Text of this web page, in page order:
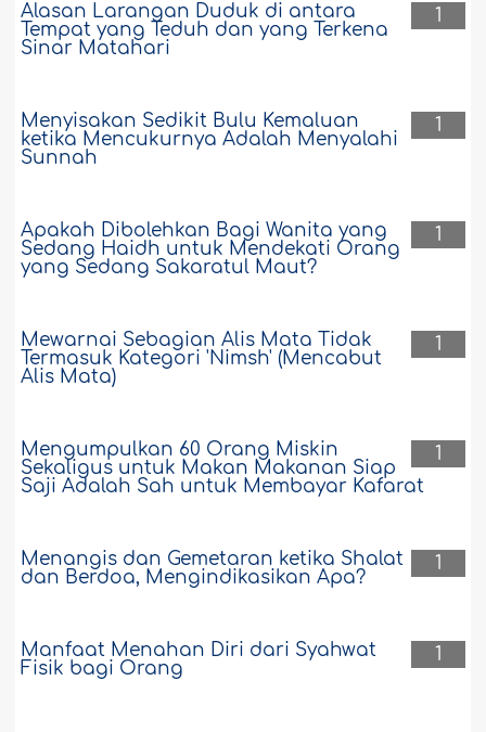
1
Alasan Larangan Duduk di antara
Tempat yang Teduh dan yang Terkena
Sinar Matahari
1
Menyisakan Sedikit Bulu Kemaluan
ketika Mencukurnya Adalah Menyalahi
Sunnah
1
Apakah Dibolehkan Bagi Wanita yang
Sedang Haidh untuk Mendekati Orang
yang Sedang Sakaratul Maut?
1
Mewarnai Sebagian Alis Mata Tidak
Termasuk Kategori 'Nimsh' (Mencabut
Alis Mata)
1
Mengumpulkan 60 Orang Miskin
Sekaligus untuk Makan Makanan Siap
Saji Adalah Sah untuk Membayar Kafarat
1
Menangis dan Gemetaran ketika Shalat
dan Berdoa, Mengindikasikan Apa?
1
Manfaat Menahan Diri dari Syahwat
Fisik bagi Orang